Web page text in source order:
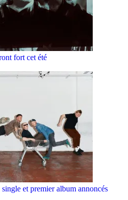
fort cet été
et premier album annoncés